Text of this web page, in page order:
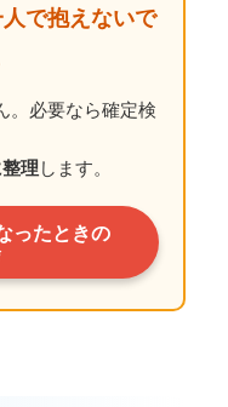
で抱えないで
。必要なら確定検
理します。
ったときの